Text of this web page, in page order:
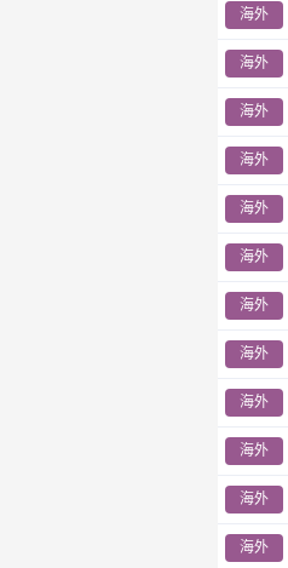
海外
海外
海外
海外
海外
海外
海外
海外
海外
海外
海外
海外